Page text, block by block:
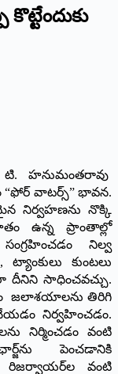
టి. హనుమంతరావు
“ఫోర్ వాటర్స్” భావన.
నిర్వహణను నొక్కి
ఉన్న ప్రాంతాల్లో
నిల్వ
కుంటలు
దీనిని సాధించవచ్చు.
జలాశయాలను తిరిగి
చేయడం నిర్వహించడం.
నిర్మించడం వంటి
పెంచడానికి
రిజర్వాయర్‌ల వంటి